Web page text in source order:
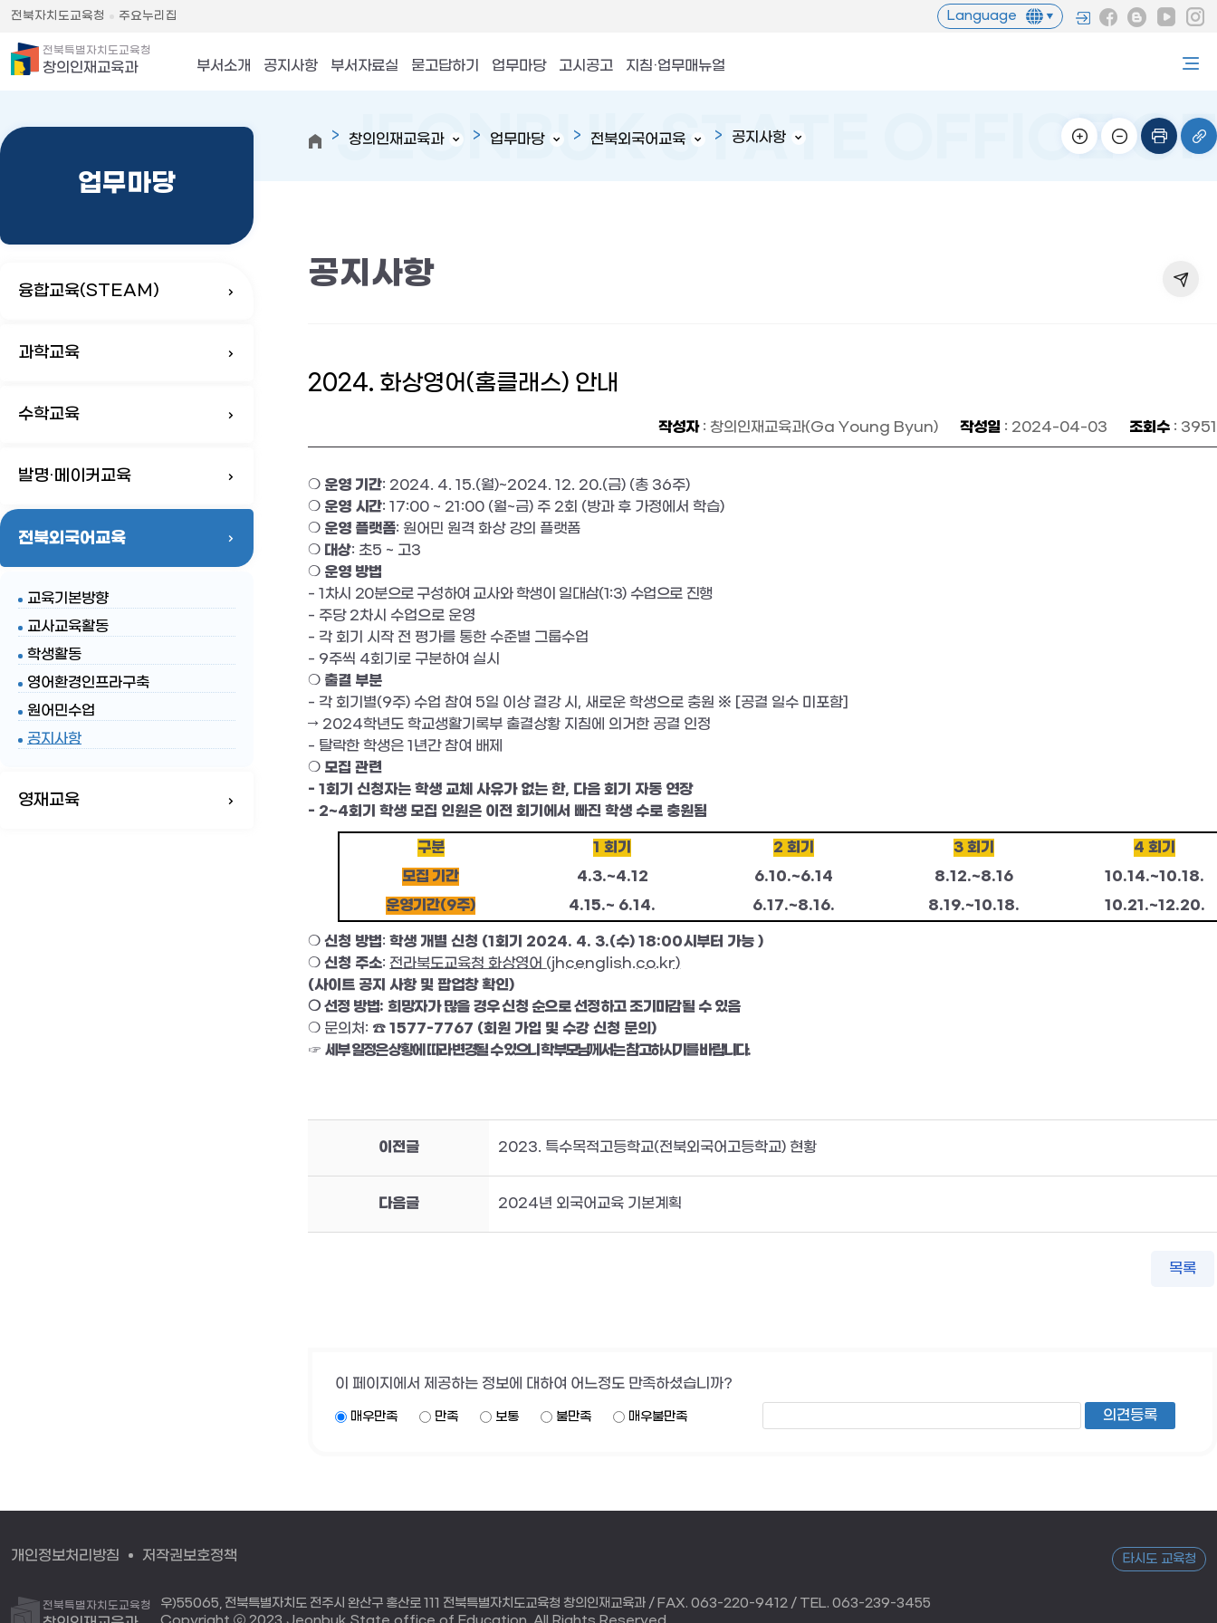
전북자치도교육청 주요누리집 Language
전북특별자치도교육청
창의인재교육과 부서소개 공지사항 부서자료실 묻고답하기 업무마당 고시공고 지침·업무매뉴얼
업무마당
융합교육(STEAM)
과학교육
수학교육
발명·메이커교육
전북외국어교육
교육기본방향
교사교육활동
학생활동
영어환경인프라구축
원어민수업
공지사항
영재교육
창의인재교육과 업무마당 전북외국어교육 공지사항
공지사항
2024. 화상영어(홈클래스) 안내
작성자: 창의인재교육과(Ga Young Byun) 작성일 : 2024-04-03 조회수 : 3951
❍ 운영 기간: 2024. 4. 15.(월)~2024. 12. 20.(금) (총 36주)
❍ 운영 시간: 17:00 ~ 21:00 (월~금) 주 2회 (방과 후 가정에서 학습)
❍ 운영 플랫폼: 원어민 원격 화상 강의 플랫폼
❍ 대상: 초5 ~ 고3
❍ 운영 방법
-1차시 20분으로 구성하여 교사와 학생이 일대삼(1:3) 수업으로 진행
- 주당 2차시 수업으로 운영
- 각 회기 시작 전 평가를 통한 수준별 그룹수업
- 9주씩 4회기로 구분하여 실시
❍ 출결 부분
- 각 회기별(9주) 수업 참여 5일 이상 결강 시 , 새로운 학생으로 충원 ※ [공결 일수 미포함]
→ 2024학년도 학교생활기록부 출결상황 지침에 의거한 공결 인정
- 탈락한 학생은1년간 참여 배제
❍ 모집 관련
- 1회기 신청자는 학생 교체 사유가 없는 한, 다음 회기 자동 연장
- 2~4회기 학생 모집 인원은 이전 회기에서 빠진 학생 수로 충원됨
구분
1 회기 2 회기 3 회기 4 회기
모집 기간
4.3.~4.12 6.10.~6.14 8.12.~8.16
10.14.~10.18.
운영기간(9주) 4.15.~ 6.14. 6.17.~8.16. 8.19.~10.18. 10.21.~12.20.
❍신청 방법:학생 개별 신청 (1회기 2024. 4. 3.(수) 18:00시부터 가능)
❍신청 주소: 전라북도교육청 화상영어 (jhcenglish.co.kr)
(사이트 공지 사항 및 팝업창 확인)
❍선정 방법: 희망자가 많을 경우 신청 순으로 선정하고 조기마감될 수 있음
❍ 문의처 : ☎1577-7767 (회원 가입 및 수강 신청 문의)
☞세부 일정은 상황에 따라 변경될 수 있으니 학부모님께서는 참고하시기를 바랍니다.
이전글 2023. 특수목적고등학교(전북외국어고등학교) 현황
다음글 2024년 외국어교육 기본계획
목록
이 페이지에서 제공하는 정보에 대하여 어느정도 만족하셨습니까?
매우만족 만족 보통 불만족 매우불만족
개인정보처리방침 저작권보호정책 타시도 교육청
전북특별자치도교육청
우)55065, 전북특별자치도 전주시 완산구 홍산로 111 전북특별자치도교육청 창의인재교육과 / FAX. 063-220-9412 / TEL. 063-239-3455